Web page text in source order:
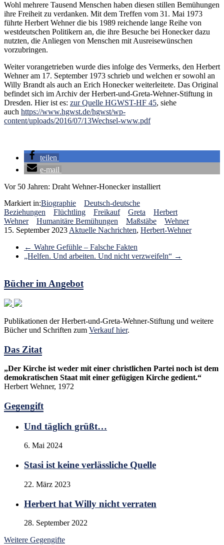
Wohl mehrere Tausend Menschen haben diesen stillen Bemühungen
ihre Freiheit zu verdanken. Mit dem Treffen vom 31. Mai 1973
führte Herbert Wehner die bis 1989 reichende lange Reihe von
westdeutschen Politikern an, die ihre Besuche bei Honecker dazu
nutzten, die Anliegen von Menschen mit Ausreisewünschen
vorzubringen.
Weiter vorangetrieben wurde dies infolge des Vermerks, den Herbert
Wehner am 17. September 1973 schrieb und welchen er sowohl an
Willy Brandt als auch an Erich Honecker weiterleitete. Das Original
befindet sich im Archiv der Herbert-und-Greta-Wehner-Stiftung in
Dresden. Hier ist es: zur Quelle HGWST-HF 45, siehe
auch https://www.hgwst.de/hgwst/wp-
content/uploads/2016/07/13Wechsel-www.pdf
teilen
e-mail
Vor 50 Jahren: Draht Wehner-Honecker installiert
Markiert in:Biographie
Deutsch-deutsche
Beziehungen
Flüchtling Freikauf Greta
Herbert
Wehner
Humanitäre Bemühungen Maßstäbe
Wehner
15. September 2023Aktuelle Nachrichten, Herbert-Wehner
← Wahre Gefühle – Falsche Fakten
„Helfen. Und arbeiten. Und nicht verzweifeln“ →
Bücher im Angebot
Publikationen der Herbert-und-Greta-Wehner-Stiftung und weitere
Bücher und Schriften zum Verkauf hier.
Das Zitat
„Der Kirche ist weder mit einer christlichen Partei noch ist dem
demokratischen Staat mit einer gefügigen Kirche gedient.“
Herbert Wehner, 1972
Gegengift
Und täglich grüßt…
6. Mai 2024
Stasi ist keine verlässliche Quelle
22. März 2023
Herbert hat Willy nicht verraten
28. September 2022
Weitere Gegengifte